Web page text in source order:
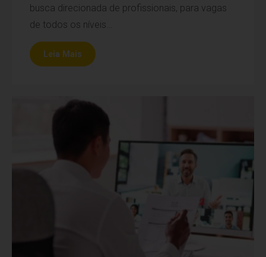
busca direcionada de profissionais, para vagas
de todos os níveis…
Leia Mais